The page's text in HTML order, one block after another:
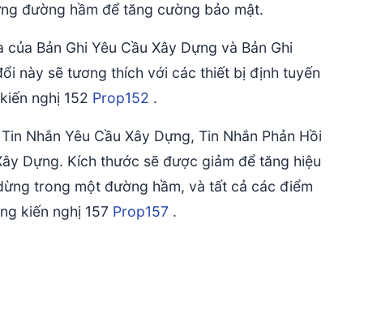
đường hầm để tăng cường bảo mật.
Bản Ghi Yêu Cầu Xây Dựng và Bản Ghi
này sẽ tương thích với các thiết bị định tuyến
nghị 152 Prop152 .
Nhắn Yêu Cầu Xây Dựng, Tin Nhắn Phản Hồi
Dựng. Kích thước sẽ được giảm để tăng hiệu
trong một đường hầm, và tất cả các điểm
kiến nghị 157 Prop157 .